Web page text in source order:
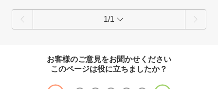
1/1
お客様のご意見をお聞かせください
このページは役に立ちましたか？